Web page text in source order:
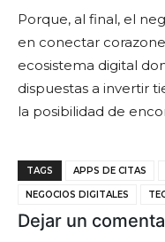
Porque, al final, el
en conectar
ecosistema digital
dispuestas a invertir
la posibilidad de
TAGS APPS DE CITAS
NEGOCIOS DIGITALES
Dejar un